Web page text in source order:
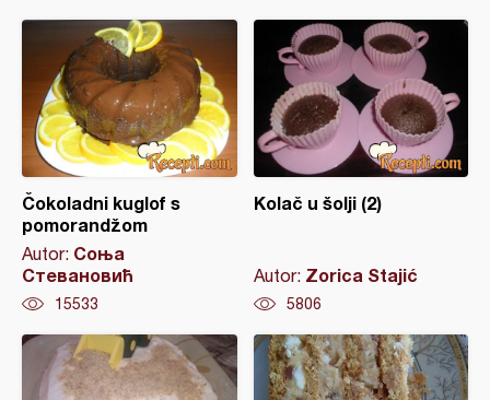
Čokoladni kuglof s
pomorandžom
Autor: Соња
Стевановић
15533
Kolač u šolji (2)
Autor: Zorica Stajić
5806